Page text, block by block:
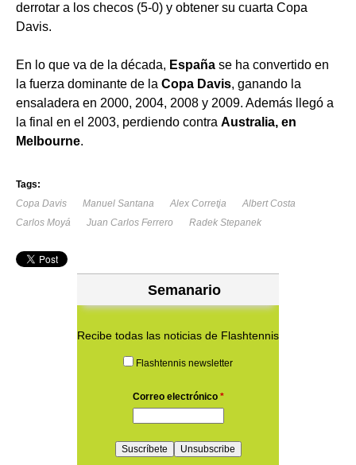
derrotar a los checos (5-0) y obtener su cuarta Copa
Davis.
En lo que va de la década, España se ha convertido en
la fuerza dominante de la Copa Davis, ganando la
ensaladera en 2000, 2004, 2008 y 2009. Además llegó a
la final en el 2003, perdiendo contra Australia, en
Melbourne.
Tags:
Copa Davis
Manuel Santana Alex Corretja
Albert Costa
Carlos Moyá
Juan Carlos Ferrero Radek Stepanek
Semanario
Recibe todas las noticias de Flashtennis
Flashtennis newsletter
Correo electrónico *